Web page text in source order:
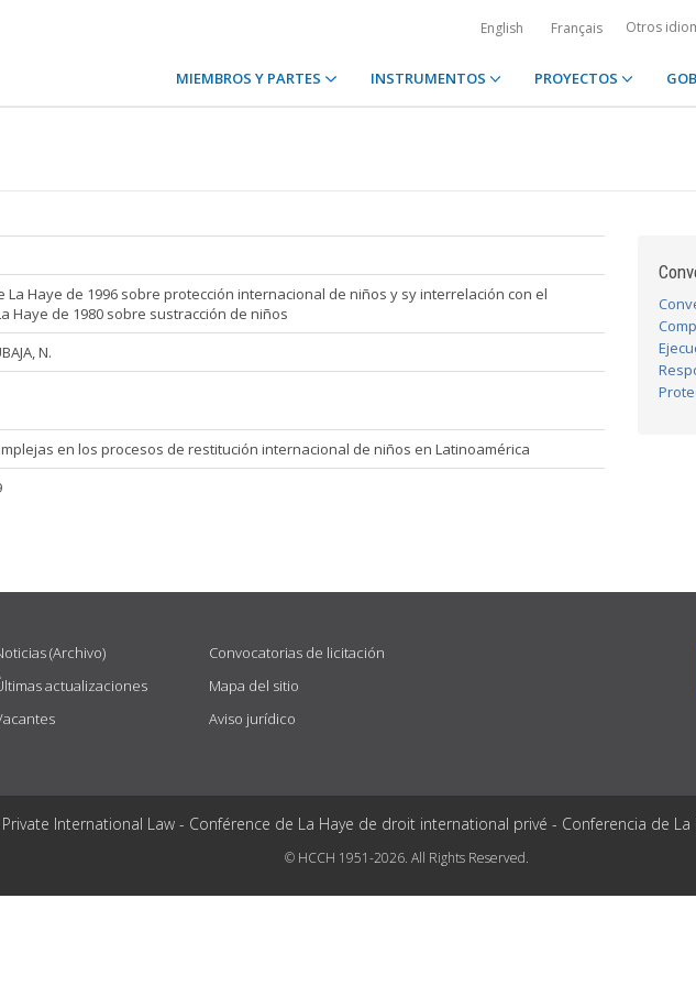
English Français Otros
MIEMBROS Y PARTES INSTRUMENTOS PROYECTOS
La Haye de 1996 sobre protección internacional de niños y sy interrelación con el
Haye de 1980 sobre sustracción de niños
N.
en los procesos de restitución internacional de nin̄os en Latinoamérica
(Archivo)
actualizaciones
Convocatorias de licitación
Mapa del sitio
Aviso jurídico
International Law - Conférence de La Haye de droit international privé - Conferencia de
© HCCH 1951-2026. All Rights Reserved.